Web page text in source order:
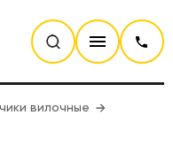
вилочные